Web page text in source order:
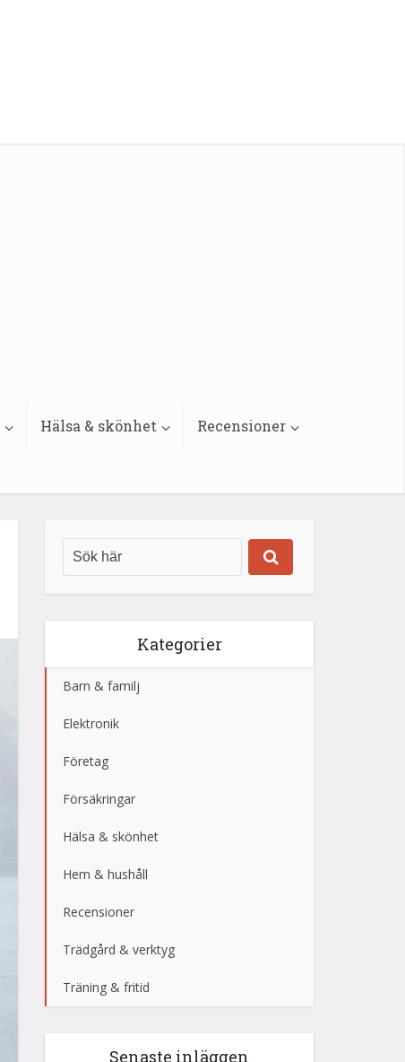
Hälsa & skönhet Recensioner
Kategorier
Barn & familj
Elektronik
Företag
Försäkringar
Hälsa & skönhet
Hem & hushåll
Recensioner
Trädgård & verktyg
Träning & fritid
Senaste inläggen